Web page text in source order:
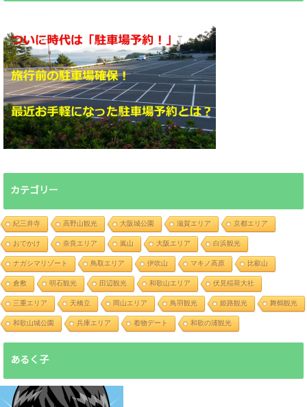
カテゴリー
紀三井寺 高野山観光 大阪城公園 滋賀エリア 京都エリア
おでかけ 奈良エリア 嵐山 大阪エリア 白浜観光
ナガシマリゾート 鳥取エリア 伊吹山 マキノ高原 比叡山
倉敷 明石観光 田辺観光 和歌山エリア 伏見稲荷大社
三重エリア 天橋立 岡山エリア 鳥羽観光 姫路観光 舞鶴観光
和歌山城公園 兵庫エリア 着物デート 和歌の浦観光
あるく子